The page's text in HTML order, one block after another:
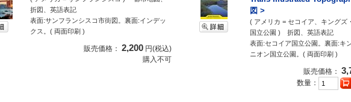
折図、英語表記
表面:サンフランシスコ市街図。裏面:インデッ
クス。( 両面印刷 )
販売価格： 2,200 円(税込)
購入不可
図 >
( アメリカ = セコイア、キングズ
国立公園 ) 折図、英語表記
表面:セコイア国立公園。裏面:キ
ニオン国立公園。( 両面印刷 )
販売価格：
数量：